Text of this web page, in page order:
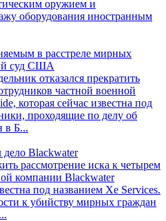
оружием и
оборудования иностранным
в расстреле мирных
суд США
отказался прекратить
частной военной
которая сейчас известна под
проходящие по делу об
в Б...
Blackwater
рассмотрение иска к четырем
компании Blackwater
под названием Xe Services.
к убийству мирных граждан